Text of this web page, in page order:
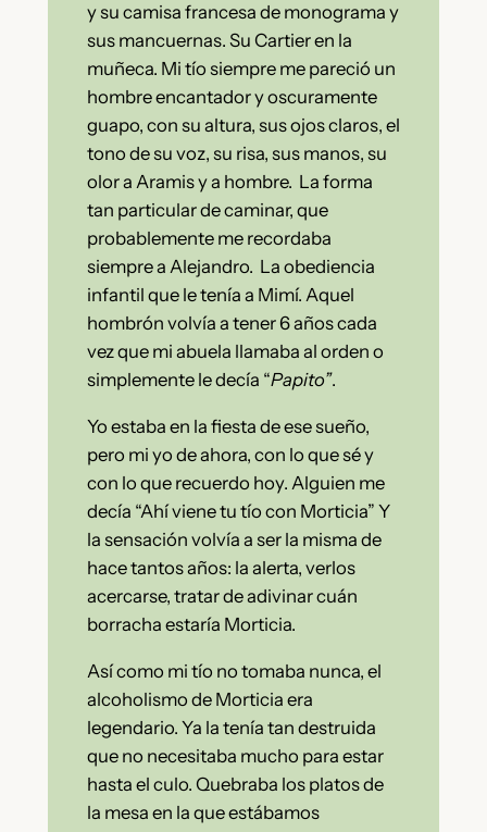
y su camisa francesa de monograma y
sus mancuernas. Su Cartier en la
muñeca. Mi tío siempre me pareció un
hombre encantador y oscuramente
guapo, con su altura, sus ojos claros, el
tono de su voz, su risa, sus manos, su
olor a Aramis y a hombre. La forma
tan particular de caminar, que
probablemente me recordaba
siempre a Alejandro. La obediencia
infantil que le tenía a Mimí. Aquel
hombrón volvía a tener 6 años cada
vez que mi abuela llamaba al orden o
simplemente le decía “Papito”.
Yo estaba en la fiesta de ese sueño,
pero mi yo de ahora, con lo que sé y
con lo que recuerdo hoy. Alguien me
decía “Ahí viene tu tío con Morticia” Y
la sensación volvía a ser la misma de
hace tantos años: la alerta, verlos
acercarse, tratar de adivinar cuán
borracha estaría Morticia.
Así como mi tío no tomaba nunca, el
alcoholismo de Morticia era
legendario. Ya la tenía tan destruida
que no necesitaba mucho para estar
hasta el culo. Quebraba los platos de
la mesa en la que estábamos